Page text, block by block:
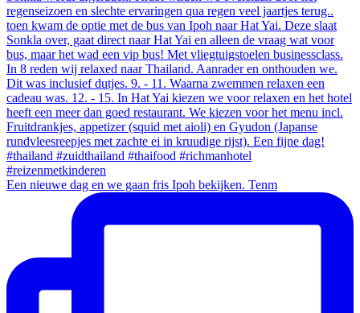
Een nieuwe dag en we gaan fris Ipoh bekijken. Tenm